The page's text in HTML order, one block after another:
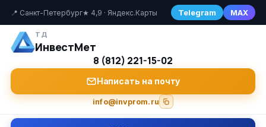
📍 Санкт-Петербург★ 4,9 · Яндекс.Карты Telegram MAX
ТД
ИнвестМет
8 (812) 221-15-02
Написать на почту
info@invprom.ru